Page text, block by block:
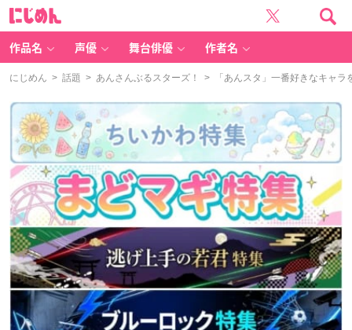
作品名 声優 舞台俳優 作者名
にじめん > 話題 > あんさんぶるスターズ！ > 「あんスタ」一番好きなキャラ